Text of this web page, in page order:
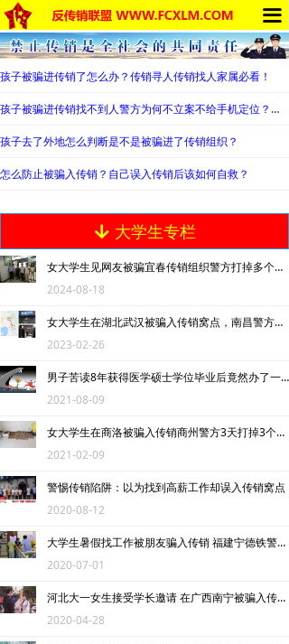
끀
首页
求助专区
传销的种类
南派传销
北派传销
精神传销
涉传公司
传销的危害
死人事件
反传销故事
反传销杂谈
反传销动态
大学生专栏
녓 大学生专栏
女大学生见网友被骗宜春传销组织警方打掉多个传销窝点
2024-08-18
女大学生在湖北武汉被骗入传销窝点，南昌警方三天解救成功
2023-02-26
男子苦读8年获得医学硕士学位毕业后竟然办了一家传销公司
2021-08-09
女大学生在商洛被骗入传销商州警方3天打掉3个传销窝点
2021-02-09
警惕传销陷阱：以为找到高薪工作却误入传销窝点
2020-08-12
大学生暑假找工作被朋友骗入传销 福建宁德铁警进行解救并捣毁传销窝点
2020-07-01
河北大一女生接受学长邀请 在广西南宁被骗入传销窝点
2020-04-28
孩子被骗进传销了怎么办？传销寻人传销找人家属必看！
孩子被骗进传销找不到人警方为何不立案不给手机定位？警察不管怎么办？
孩子去了外地怎么判断是不是被骗进了传销组织？
怎么防止被骗入传销？自己误入传销后该如何自救？